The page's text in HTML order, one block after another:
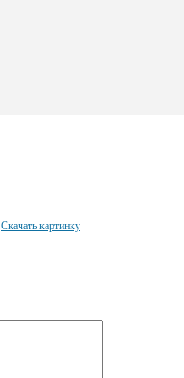
Скачать картинку